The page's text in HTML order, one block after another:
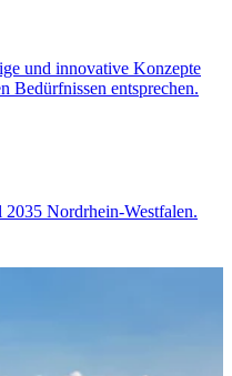
und innovative Konzepte
Bedürfnissen entsprechen.
Nordrhein-Westfalen.